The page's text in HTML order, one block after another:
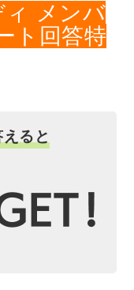
メンバ
ト回答特
ると